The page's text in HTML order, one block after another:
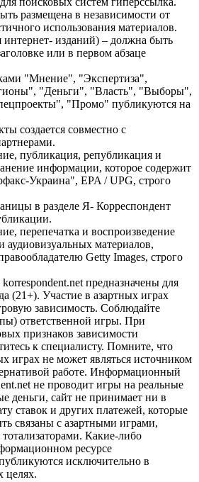
размещена в независимости от
использования материалов.
интернет- изданий) – должна быть
или в первом абзаце
"Мнение", "Экспертиза",
"Деньги", "Власть", "Выборы",
"Промо" публикуются на
создается совместно с
публикация, републикация и
информации, которое содержит
Украина", EPA / UPG, строго
в разделе Я- Корреспондент
перепечатка и воспроизведение
аудиовизуальных материалов,
Getty Images, строго
предназначены для
(21+). Участие в азартных играх
зависимость. Соблюдайте
ответственной игры. При
признаков зависимости
к специалисту. Помните, что
играх не может являться источником
работе. Информационный
не проводит игры на реальные
деньги, сайт не принимает ни в
ставок и других платежей, которые
связаны с азартными играми,
Какие-либо
ресурсе
исключительно в
целях.